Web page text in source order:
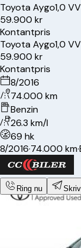
ToyotaAygo1,0
59.900 kr
Kontantpris
ToyotaAygo1,0
59.900 kr
Kontantpris
8/2016
74.000 km
Benzin
26.3 km/l
69 hk
8/2016·74.000 km·
Ring nu